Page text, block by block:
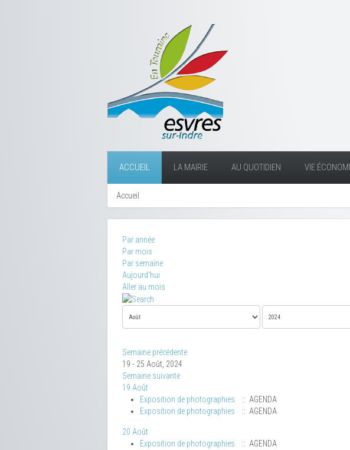
ACCUEIL LA MAIRIE AU QUOTIDIEN VIE
Accueil
Par année
Par mois
Par semaine
Aujourd'hui
Aller au mois
Semaine précédente
19 - 25 Août, 2024
Semaine suivante
19 Août
Exposition de photographies
:: AGENDA
Exposition de photographies
:: AGENDA
20 Août
Exposition de photographies
:: AGENDA